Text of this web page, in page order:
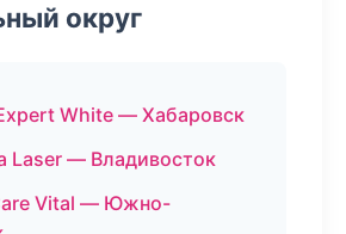
округ
White — Хабаровск
Laser — Владивосток
Vital — Южно-